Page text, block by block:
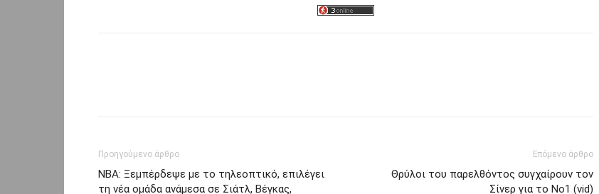
Προηγούμενο άρθρο
NBA: Ξεμπέρδεψε με το τηλεοπτικό, επιλέγει
τη νέα ομάδα ανάμεσα σε Σιάτλ, Βέγκας,
Επόμενο άρθρο
Θρύλοι του παρελθόντος συγχαίρουν τον
Σίνερ για το Νο1 (vid)